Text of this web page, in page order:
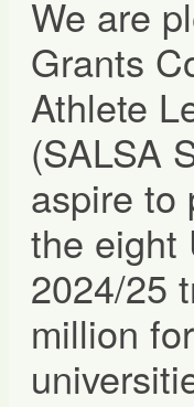
We are
Grants
Athlete
(SALSA
aspire to
the eight
2024/25
million